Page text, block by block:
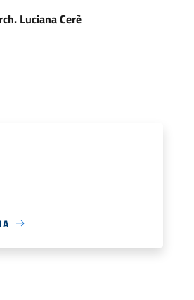
Luciana Cerè